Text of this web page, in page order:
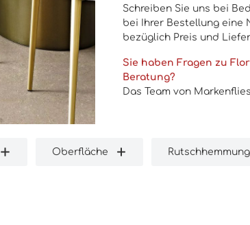
Schreiben Sie uns bei
bei Ihrer Bestellung eine
bezüglich Preis und
Sie haben Fragen zu
Beratung?
Das Team von
Oberfläche Rutschhemmung